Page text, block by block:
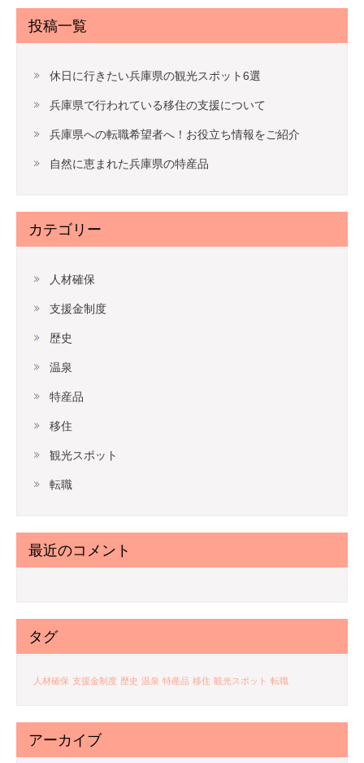
投稿一覧
休日に行きたい兵庫県の観光スポット6選
兵庫県で行われている移住の支援について
兵庫県への転職希望者へ！お役立ち情報をご紹介
自然に恵まれた兵庫県の特産品
カテゴリー
人材確保
支援金制度
歴史
温泉
特産品
移住
観光スポット
転職
最近のコメント
タグ
人材確保 支援金制度 歴史 温泉 特産品 移住 観光スポット 転職
アーカイブ